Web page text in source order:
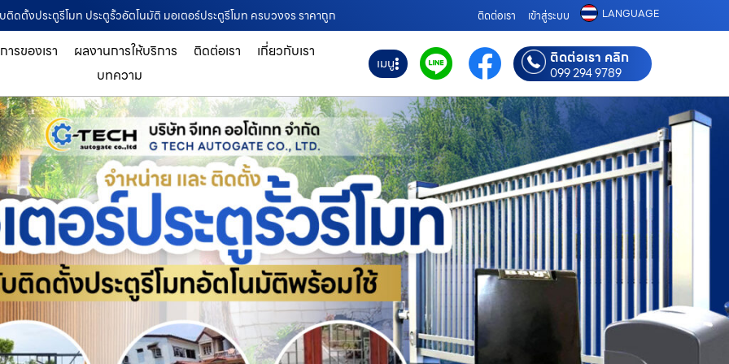
ดตั้งประตูรีโมท ประตูรั้วอัตโนมัติ มอเตอร์ประตูรีโมท ครบวงจร ราคาถูก ติดต่อเรา เข้าสู่ระบบ LANGUAGE
ารของเรา ผลงานการให้บริการ ติดต่อเรา
เกี่ยวกับเรา
บทความ
เมนู ติดต่อเรา คลิก
099 294 9789